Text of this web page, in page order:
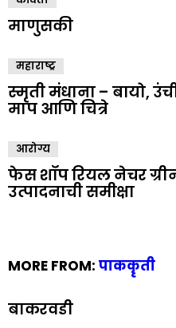
माणुसकी
महाराष्ट्र
स्मृती मंधाना – बायो,
माप आणि चित्रे
आरोग्य
फेस शॉप रियल नेचर
उत्पादनाची समीक्षा
MORE FROM: पाककॄती
बाकरवडी